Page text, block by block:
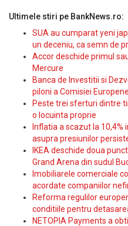
Ultimele stiri pe BankNews.ro:
SUA au cumparat yeni
un deceniu, ca semn de
Accor deschide primul
Mercure
Banca de Investitii si
piloni a Comisiei Europene
Peste trei sferturi dintre
o locuinta proprie
Inflatia a scazut la
asupra presiunilor
IKEA deschide doua
Grand Arena din sudul
Imobiliarele comerciale
acordate companiilor
Reforma regulilor
conditiile pentru
NETOPIA Payments a